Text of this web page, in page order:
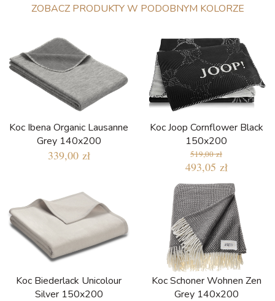
ZOBACZ PRODUKTY W PODOBNYM KOLORZE
Koc Ibena Organic Lausanne
Grey 140x200
339,00 zł
Koc Joop Cornflower Black
150x200
519,00 zł
493,05 zł
Koc Biederlack Unicolour
Silver 150x200
Koc Schoner Wohnen Zen
Grey 140x200